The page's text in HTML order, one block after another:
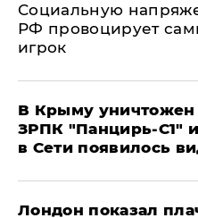
Социальную
РФ провоцирует
игрок
В Крыму уничтожен
ЗРПК "Панцирь-С1"
в Сети появилось
Лондон показал